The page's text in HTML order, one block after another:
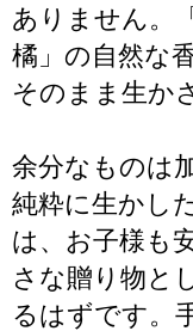
ありません。
橘」の自然な
そのまま生か
余分なものは
純粋に生かし
は、お子様も
さな贈り物と
るはずです。